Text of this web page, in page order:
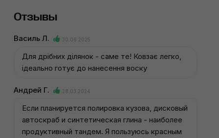
Отзывы
Василь Л. 30.06.2025
Для дрібних ділянок - саме те! Ковзає легко,
ідеально готує до нанесення воску
Андрей Г. 28.03.2024
Если планируется полировка кузова, дисковый
автоскраб и синтетическая глина - наиболее
продуктивный тандем. Я пользуюсь красным